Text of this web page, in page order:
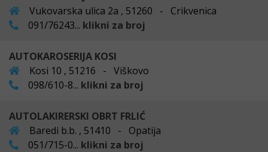
Vukovarska ulica 2a , 51260 - Crikvenica
091/76243... klikni za broj
AUTOKAROSERIJA KOSI
Kosi 10 , 51216 - Viškovo
098/610-8... klikni za broj
AUTOLAKIRERSKI OBRT FRLIĆ
Baredi b.b. , 51410 - Opatija
051/715-0... klikni za broj